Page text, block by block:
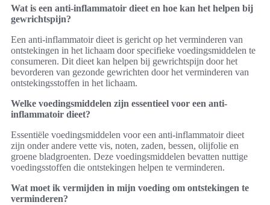
Wat is een anti-inflammatoir dieet en hoe kan het helpen bij
gewrichtspijn?
Een anti-inflammatoir dieet is gericht op het verminderen van
ontstekingen in het lichaam door specifieke voedingsmiddelen te
consumeren. Dit dieet kan helpen bij gewrichtspijn door het
bevorderen van gezonde gewrichten door het verminderen van
ontstekingsstoffen in het lichaam.
Welke voedingsmiddelen zijn essentieel voor een anti-
inflammatoir dieet?
Essentiële voedingsmiddelen voor een anti-inflammatoir dieet
zijn onder andere vette vis, noten, zaden, bessen, olijfolie en
groene bladgroenten. Deze voedingsmiddelen bevatten nuttige
voedingsstoffen die ontstekingen helpen te verminderen.
Wat moet ik vermijden in mijn voeding om ontstekingen te
verminderen?